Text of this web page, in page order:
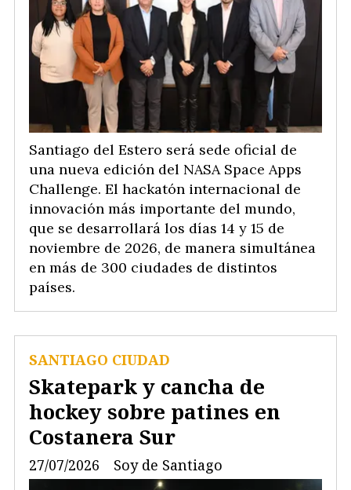
Santiago del Estero será sede oficial de
una nueva edición del NASA Space Apps
Challenge. El hackatón internacional de
innovación más importante del mundo,
que se desarrollará los días 14 y 15 de
noviembre de 2026, de manera simultánea
en más de 300 ciudades de distintos
países.
Skatepark y cancha de
hockey sobre patines en
Costanera Sur
Soy de Santiago
SANTIAGO CIUDAD
27/07/2026